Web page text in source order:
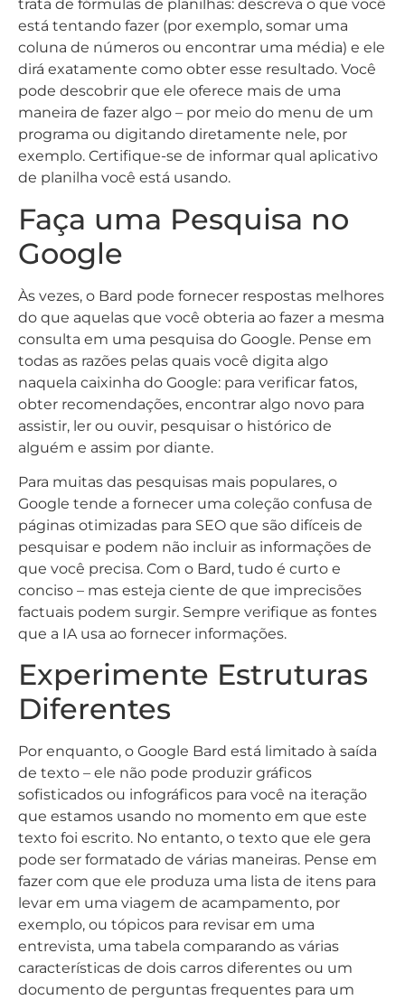
trata de fórmulas de planilhas: descreva o que você
está tentando fazer (por exemplo, somar uma
coluna de números ou encontrar uma média) e ele
dirá exatamente como obter esse resultado. Você
pode descobrir que ele oferece mais de uma
maneira de fazer algo – por meio do menu de um
programa ou digitando diretamente nele, por
exemplo. Certifique-se de informar qual aplicativo
de planilha você está usando.
Faça uma Pesquisa no
Google
Às vezes, o Bard pode fornecer respostas melhores
do que aquelas que você obteria ao fazer a mesma
consulta em uma pesquisa do Google. Pense em
todas as razões pelas quais você digita algo
naquela caixinha do Google: para verificar fatos,
obter recomendações, encontrar algo novo para
assistir, ler ou ouvir, pesquisar o histórico de
alguém e assim por diante.
Para muitas das pesquisas mais populares, o
Google tende a fornecer uma coleção confusa de
páginas otimizadas para SEO que são difíceis de
pesquisar e podem não incluir as informações de
que você precisa. Com o Bard, tudo é curto e
conciso – mas esteja ciente de que imprecisões
factuais podem surgir. Sempre verifique as fontes
que a IA usa ao fornecer informações.
Experimente Estruturas
Diferentes
Por enquanto, o Google Bard está limitado à saída
de texto – ele não pode produzir gráficos
sofisticados ou infográficos para você na iteração
que estamos usando no momento em que este
texto foi escrito. No entanto, o texto que ele gera
pode ser formatado de várias maneiras. Pense em
fazer com que ele produza uma lista de itens para
levar em uma viagem de acampamento, por
exemplo, ou tópicos para revisar em uma
entrevista, uma tabela comparando as várias
características de dois carros diferentes ou um
documento de perguntas frequentes para um